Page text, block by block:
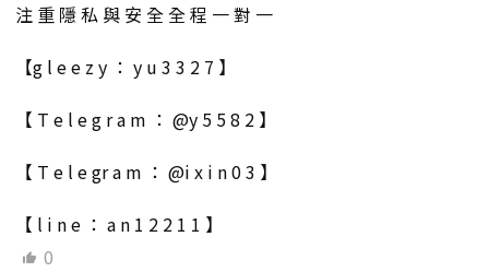
注 重 隱 私 與 安 全 全 程 一 對 一
【g l e e z y ： y u 3 3 2 7 】
【 T e l e g r a m ： @y 5 5 8 2 】
【 T e l e gr a m ： @i x i n 0 3 】
【 l i n e ： a n 1 2 2 1 1 】
0